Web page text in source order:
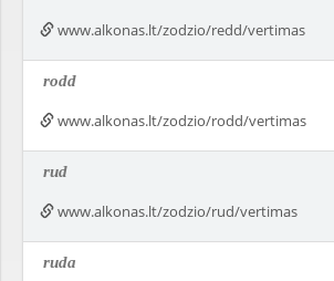
www.alkonas.lt/zodzio/redd/vertimas
rodd
www.alkonas.lt/zodzio/rodd/vertimas
rud
www.alkonas.lt/zodzio/rud/vertimas
ruda